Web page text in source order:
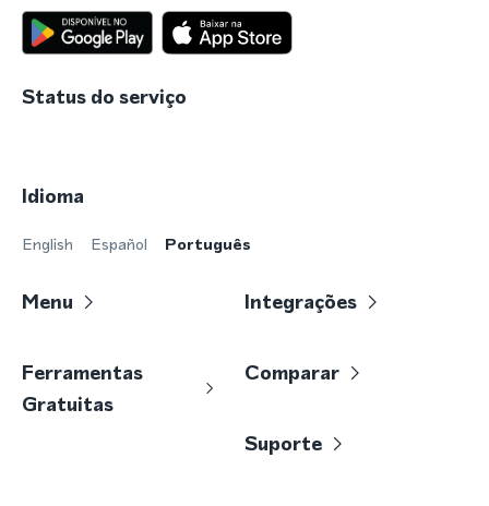
Status do serviço
Idioma
English Español Português
Menu Integrações
Ferramentas
Gratuitas
Comparar
Suporte